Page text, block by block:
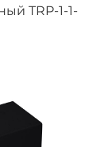
TRP-1-1-